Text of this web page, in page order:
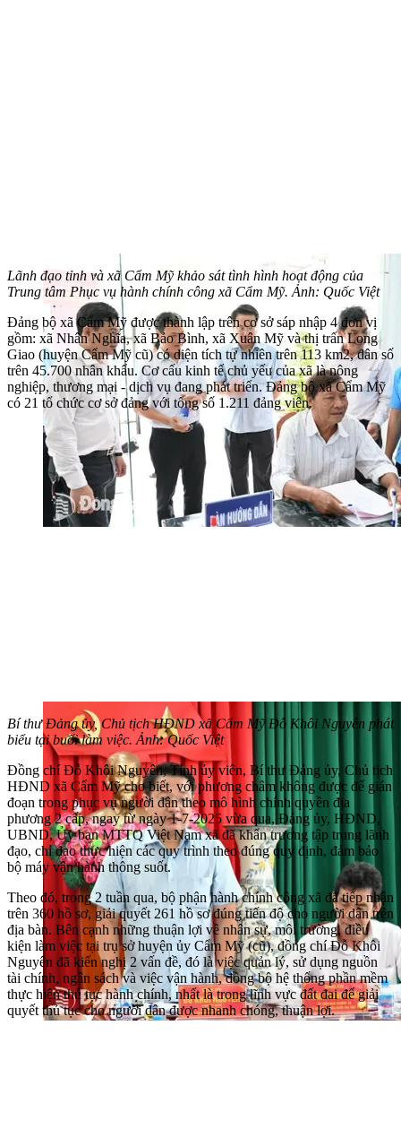
Lãnh đạo tỉnh và xã Cẩm Mỹ khảo sát tình hình hoạt động của
Trung tâm Phục vụ hành chính công xã Cẩm Mỹ. Ảnh: Quốc Việt
Đảng bộ xã Cẩm Mỹ được thành lập trên cơ sở sáp nhập 4 đơn vị
gồm: xã Nhân Nghĩa, xã Bảo Bình, xã Xuân Mỹ và thị trấn Long
Giao (huyện Cẩm Mỹ cũ) có diện tích tự nhiên trên 113 km2, dân số
trên 45.700 nhân khẩu. Cơ cấu kinh tế chủ yếu của xã là nông
nghiệp, thương mại - dịch vụ đang phát triển. Đảng bộ xã Cẩm Mỹ
có 21 tổ chức cơ sở đảng với tổng số 1.211 đảng viên.
Bí thư Đảng ủy, Chủ tịch HĐND xã Cẩm Mỹ Đỗ Khôi Nguyên phát
biểu tại buổi làm việc. Ảnh: Quốc Việt
Đồng chí Đỗ Khôi Nguyên, Tỉnh ủy viên, Bí thư Đảng ủy, Chủ tịch
HĐND xã Cẩm Mỹ cho biết, với phương châm không được để gián
đoạn trong phục vụ người dân theo mô hình chính quyền địa
phương 2 cấp, ngay từ ngày 1-7-2025 vừa qua, Đảng ủy, HĐND,
UBND, Ủy ban MTTQ Việt Nam xã đã khẩn trương tập trung lãnh
đạo, chỉ đạo thực hiện các quy trình theo đúng quy định, đảm bảo
bộ máy vận hành thông suốt.
Theo đó, trong 2 tuần qua, bộ phận hành chính công xã đã tiếp nhận
trên 360 hồ sơ, giải quyết 261 hồ sơ đúng tiến độ cho người dân trên
địa bàn. Bên cạnh những thuận lợi về nhân sự, môi trường, điều
kiện làm việc tại trụ sở huyện ủy Cẩm Mỹ (cũ), đồng chí Đỗ Khôi
Nguyên đã kiến nghị 2 vấn đề, đó là việc quản lý, sử dụng nguồn
tài chính, ngân sách và việc vận hành, đồng bộ hệ thống phần mềm
thực hiện thủ tục hành chính, nhất là trong lĩnh vực đất đai để giải
quyết thủ tục cho người dân được nhanh chóng, thuận lợi.